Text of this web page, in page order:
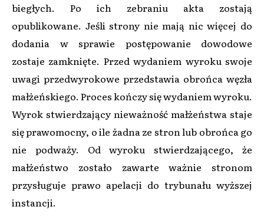
biegłych. Po ich zebraniu akta zostają
opublikowane. Jeśli strony nie mają nic więcej do
dodania w sprawie postępowanie dowodowe
zostaje zamknięte. Przed wydaniem wyroku swoje
uwagi przedwyrokowe przedstawia obrońca węzła
małżeńskiego. Proces kończy się wydaniem wyroku.
Wyrok stwierdzający nieważność małżeństwa staje
się prawomocny, o ile żadna ze stron lub obrońca go
nie podważy. Od wyroku stwierdzającego, że
małżeństwo zostało zawarte ważnie stronom
przysługuje prawo apelacji do trybunału wyższej
instancji.